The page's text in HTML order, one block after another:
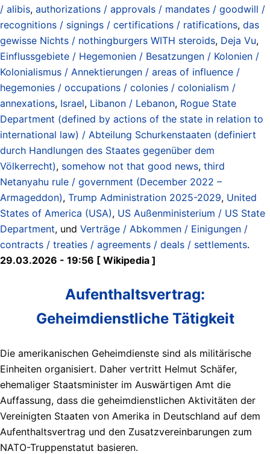
/ alibis, authorizations / approvals / mandates / goodwill /
recognitions / signings / certifications / ratifications, das
gewisse Nichts / nothingburgers WITH steroids, Deja Vu,
Einflussgebiete / Hegemonien / Besatzungen / Kolonien /
Kolonialismus / Annektierungen / areas of influence /
hegemonies / occupations / colonies / colonialism /
annexations, Israel, Libanon / Lebanon, Rogue State
Department (defined by actions of the state in relation to
international law) / Abteilung Schurkenstaaten (definiert
durch Handlungen des Staates gegenüber dem
Völkerrecht), somehow not that good news, third
Netanyahu rule / government (December 2022 –
Armageddon), Trump Administration 2025-2029, United
States of America (USA), US Außenministerium / US State
Department, und Verträge / Abkommen / Einigungen /
contracts / treaties / agreements / deals / settlements.
29.03.2026 - 19:56 [ Wikipedia ]
Aufenthaltsvertrag:
Geheimdienstliche Tätigkeit
Die amerikanischen Geheimdienste sind als militärische
Einheiten organisiert. Daher vertritt Helmut Schäfer,
ehemaliger Staatsminister im Auswärtigen Amt die
Auffassung, dass die geheimdienstlichen Aktivitäten der
Vereinigten Staaten von Amerika in Deutschland auf dem
Aufenthaltsvertrag und den Zusatzvereinbarungen zum
NATO-Truppenstatut basieren.